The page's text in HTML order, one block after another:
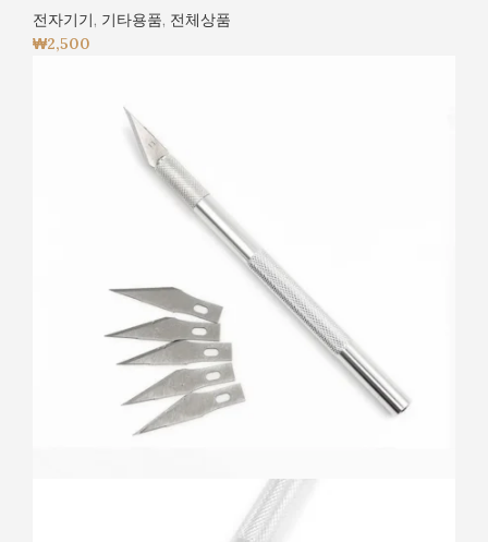
전자기기, 기타용품, 전체상품
₩2,500